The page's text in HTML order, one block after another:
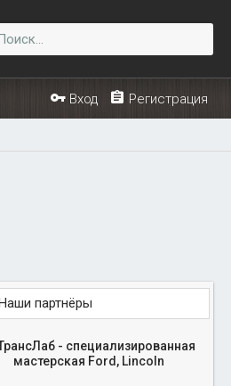
Вход Регистрация
партнёры